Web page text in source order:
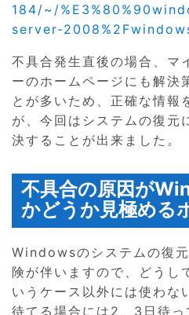
184/~/
server-
不具合発生直後の場合、マ
ーのホームページにも解決
とが多いため、正確な情報
が、今回はシステムの復元
決することが出来ました。
不具合の原因が
かどうか見極める
Windowsのシステムの復
険が伴いますので、どうし
いうケース以外には使わな
待てる場合には2、3日待